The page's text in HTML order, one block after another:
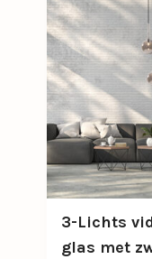
3-Lichts
glas met